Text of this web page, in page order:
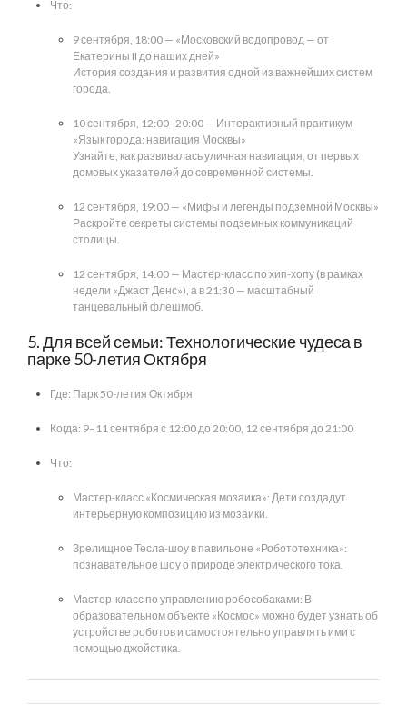
Что:
9 сентября, 18:00 — «Московский водопровод — от
Екатерины II до наших дней»
История создания и развития одной из важнейших систем
города.
10 сентября, 12:00–20:00 — Интерактивный практикум
«Язык города: навигация Москвы»
Узнайте, как развивалась уличная навигация, от первых
домовых указателей до современной системы.
12 сентября, 19:00 — «Мифы и легенды подземной Москвы»
Раскройте секреты системы подземных коммуникаций
столицы.
12 сентября, 14:00 — Мастер-класс по хип-хопу (в рамках
недели «Джаст Денс»), а в 21:30 — масштабный
танцевальный флешмоб.
5. Для всей семьи: Технологические чудеса в
парке 50-летия Октября
Где: Парк 50-летия Октября
Когда: 9–11 сентября с 12:00 до 20:00, 12 сентября до 21:00
Что:
Мастер-класс «Космическая мозаика»: Дети создадут
интерьерную композицию из мозаики.
Зрелищное Тесла-шоу в павильоне «Робототехника»:
познавательное шоу о природе электрического тока.
Мастер-класс по управлению робособаками: В
образовательном объекте «Космос» можно будет узнать об
устройстве роботов и самостоятельно управлять ими с
помощью джойстика.